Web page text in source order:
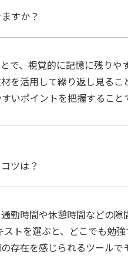
すか？
で、視覚的に記憶に残りや
を活用して繰り返し見るこ
いポイントを把握するこ
ツは？
勤時間や休憩時間などの
トを選ぶと、どこでも勉
存在を感じられるツールで